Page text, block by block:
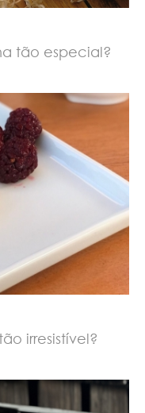
tão especial?
irresistível?